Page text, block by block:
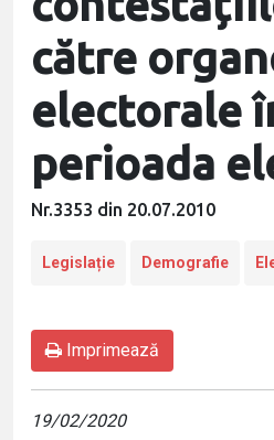
către
electorale
perioada
Nr.3353 din 20.07.2010
Legislație Demografie
Imprimează
19/02/2020